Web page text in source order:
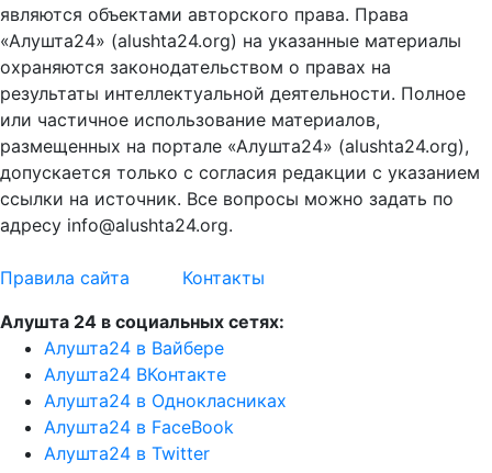
являются объектами авторского права. Права
«Алушта24» (alushta24.org) на указанные материалы
охраняются законодательством о правах на
результаты интеллектуальной деятельности. Полное
или частичное использование материалов,
размещенных на портале «Алушта24» (alushta24.org),
допускается только с согласия редакции с указанием
ссылки на источник. Все вопросы можно задать по
адресу info@alushta24.org.
Правила сайта
Контакты
Алушта 24 в социальных сетях:
Алушта24 в Вайбере
Алушта24 ВКонтакте
Алушта24 в Однокласниках
Алушта24 в FaceBook
Алушта24 в Twitter